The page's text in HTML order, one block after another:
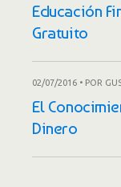
Educación
Gratuito
02/07/2016 • POR
El
Dinero